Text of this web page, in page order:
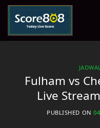
Skip
content
Fulham vs
Live
PUBLISHED ON